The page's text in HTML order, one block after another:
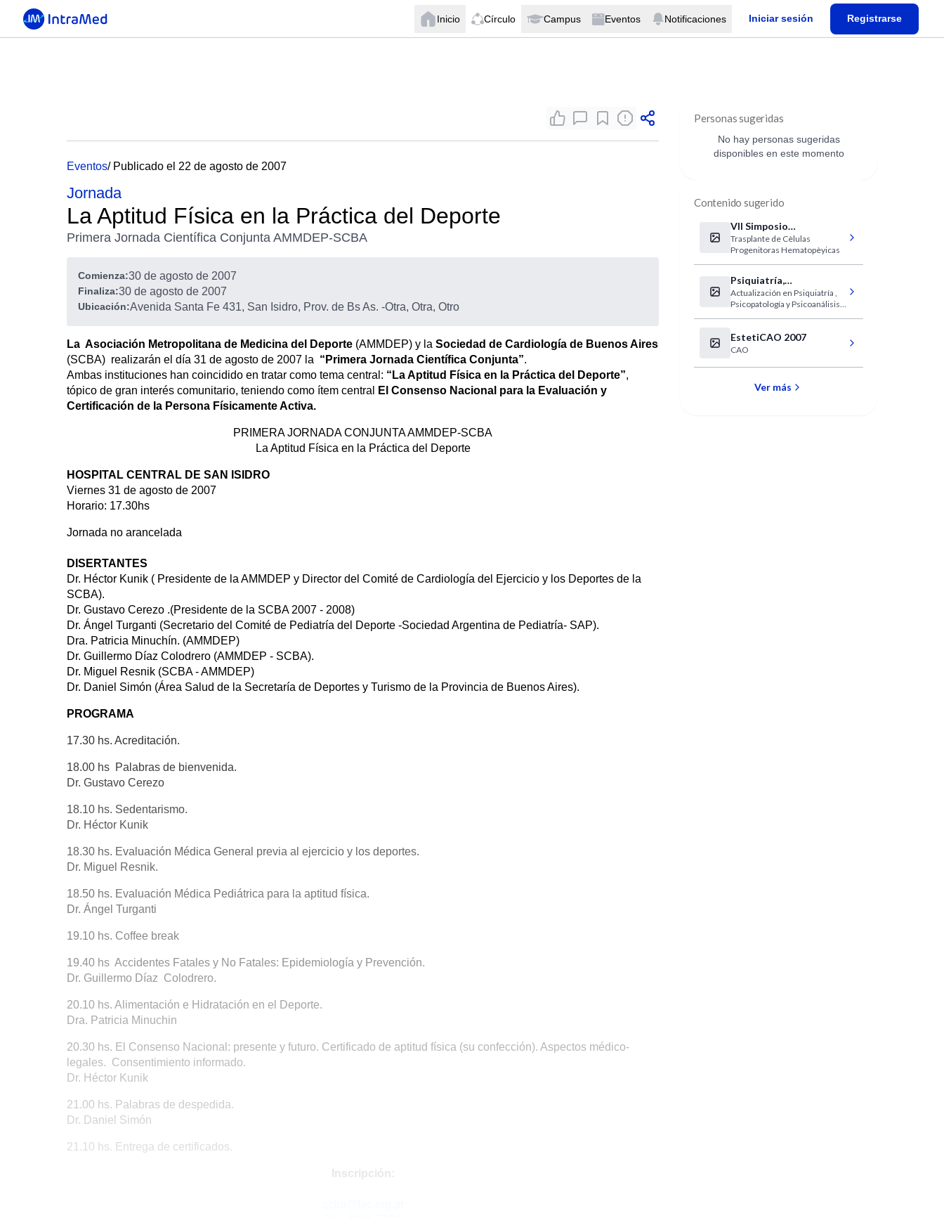
Inicio Círculo Campus Eventos Notificaciones Iniciar sesión Registrarse
Eventos/ Publicado el 22 de agosto de 2007
Jornada
La Aptitud Física en la Práctica del Deporte
Primera Jornada Científica Conjunta AMMDEP-SCBA
Comienza:30 de agosto de 2007
Finaliza:30 de agosto de 2007
Ubicación:Avenida Santa Fe 431, San Isidro, Prov. de Bs As. -Otra, Otra, Otro
La Asociación Metropolitana de Medicina del Deporte (AMMDEP) y la Sociedad de Cardiología de Buenos Aires
(SCBA) realizarán el día 31 de agosto de 2007 la “Primera Jornada Científica Conjunta”.
Ambas instituciones han coincidido en tratar como tema central: “La Aptitud Física en la Práctica del Deporte”,
tópico de gran interés comunitario, teniendo como ítem central
El Consenso Nacional para la Evaluación y
Certificación de la Persona Físicamente Activa.
PRIMERA JORNADA CONJUNTA AMMDEP-SCBA
La Aptitud Física en la Práctica del Deporte
HOSPITAL CENTRAL DE SAN ISIDRO
Viernes 31 de agosto de 2007
Horario: 17.30hs
Jornada no arancelada
DISERTANTES
Dr. Héctor Kunik ( Presidente de la AMMDEP y Director del Comité de Cardiología del Ejercicio y los Deportes de la
SCBA).
Dr. Gustavo Cerezo .(Presidente de la SCBA 2007 - 2008)
Dr. Ángel Turganti (Secretario del Comité de Pediatría del Deporte -Sociedad Argentina de Pediatría- SAP).
Dra. Patricia Minuchín. (AMMDEP)
Dr. Guillermo Díaz Colodrero (AMMDEP - SCBA).
Dr. Miguel Resnik (SCBA - AMMDEP)
Dr. Daniel Simón (Área Salud de la Secretaría de Deportes y Turismo de la Provincia de Buenos Aires).
PROGRAMA
17.30 hs. Acreditación.
18.00 hs Palabras de bienvenida.
Dr. Gustavo Cerezo
18.10 hs. Sedentarismo.
Dr. Héctor Kunik
18.30 hs. Evaluación Médica General previa al ejercicio y los deportes.
Dr. Miguel Resnik.
18.50 hs. Evaluación Médica Pediátrica para la aptitud física.
Dr. Ángel Turganti
19.10 hs. Coffee break
19.40 hs Accidentes Fatales y No Fatales: Epidemiología y Prevención.
Dr. Guillermo Díaz Colodrero.
20.10 hs. Alimentación e Hidratación en el Deporte.
Dra. Patricia Minuchin
20.30 hs. El Consenso Nacional: presente y futuro. Certificado de aptitud física (su confección). Aspectos médico-
legales. Consentimiento informado.
Dr. Héctor Kunik
21.00 hs. Palabras de despedida.
Dr. Daniel Simón
21.10 hs. Entrega de certificados.
Inscripción:
Personas sugeridas
No hay personas sugeridas
disponibles en este momento
Contenido sugerido
VII Simposio
Internacional Trasplante
de Cèlulas Progenitoras
Hematopèyicas (CPhS)
Trasplante de Cèlulas
Progenitoras Hematopèyicas
Psiquiatría,
Psicopatología y
Psicoanálisis
Actualización en Psiquiatría ,
Psicopatología y Psicoanálisis
EstetiCAO 2007
CAO
Ver más